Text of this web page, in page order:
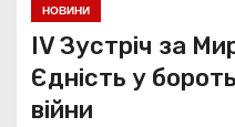
НОВИНИ
IV Зустріч за
Єдність у
війни